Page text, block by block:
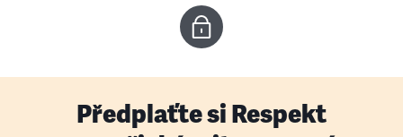
Předplaťte si Respekt